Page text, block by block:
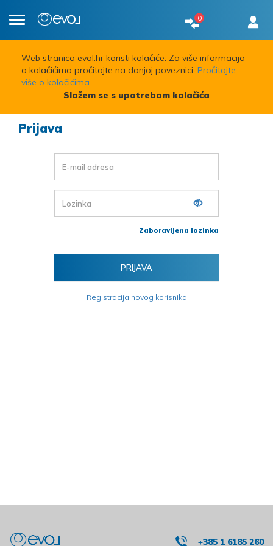
0
Toggle
Web stranica evol.hr koristi kolačiće. Za više informacija
o kolačićima pročitajte na donjoj poveznici. Pročitajte
više o kolačićima.
Slažem se s upotrebom kolačića
Prijava
Zaboravljena lozinka
Registracija novog korisnika
+385 1 6185 260